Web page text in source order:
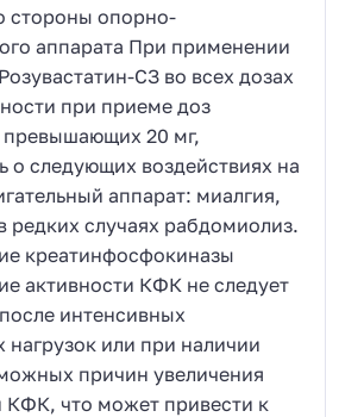
стороны опорно-
аппарата При применении
СЗ во всех дозах
при приеме доз
превышающих 20 мг,
о следующих воздействиях на
аппарат: миалгия,
редких случаях рабдомиолиз.
креатинфосфокиназы
активности КФК не следует
интенсивных
нагрузок или при наличии
причин увеличения
КФК, что может привести к